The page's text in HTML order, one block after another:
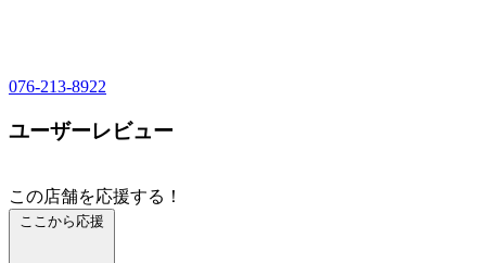
076-213-8922
ユーザーレビュー
この店舗を応援する！
ここから応援